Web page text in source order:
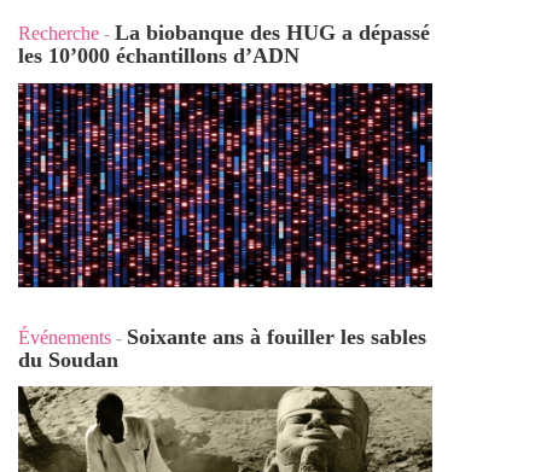
Recherche - La biobanque des HUG a dépassé
les 10’000 échantillons d’ADN
Événements - Soixante ans à fouiller les sables
du Soudan